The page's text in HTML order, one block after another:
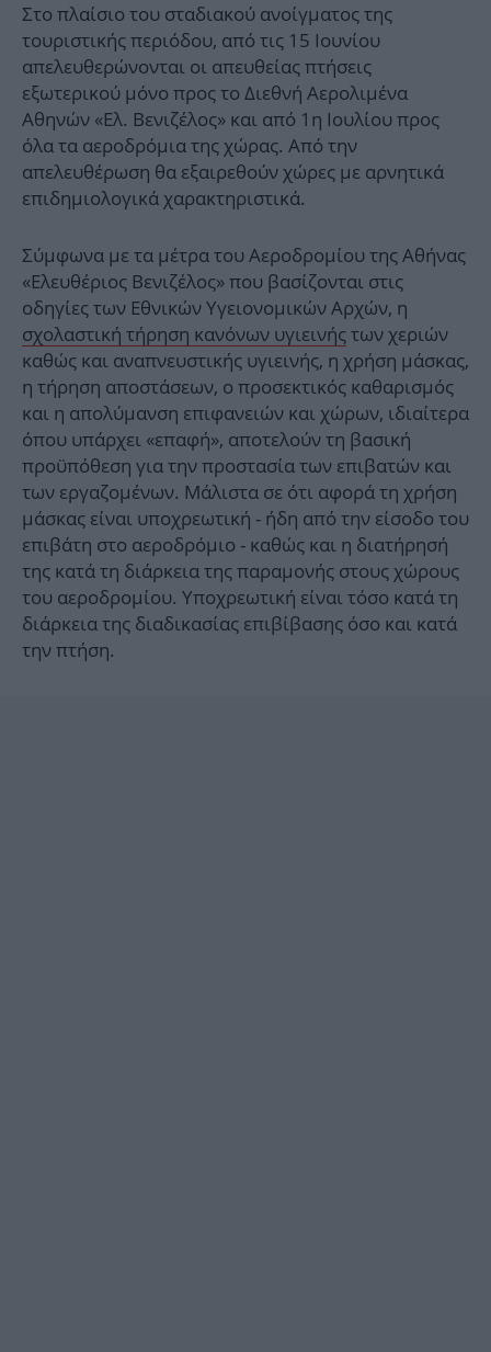
Στο πλαίσιο του σταδιακού ανοίγματος της
τουριστικής περιόδου, από τις 15 Ιουνίου
απελευθερώνονται οι απευθείας πτήσεις
εξωτερικού μόνο προς το Διεθνή Αερολιμένα
Αθηνών «Ελ. Βενιζέλος» και από 1η Ιουλίου προς
όλα τα αεροδρόμια της χώρας. Από την
απελευθέρωση θα εξαιρεθούν χώρες με αρνητικά
επιδημιολογικά χαρακτηριστικά.
Σύμφωνα με τα μέτρα του Αεροδρομίου της Αθήνας
«Ελευθέριος Βενιζέλος» που βασίζονται στις
οδηγίες των Eθνικών Υγειονομικών Αρχών, η
σχολαστική τήρηση κανόνων υγιεινήςτων χεριών
καθώς και αναπνευστικής υγιεινής, η χρήση μάσκας,
η τήρηση αποστάσεων, ο προσεκτικός καθαρισμός
και η απολύμανση επιφανειών και χώρων, ιδιαίτερα
όπου υπάρχει «επαφή», αποτελούν τη βασική
προϋπόθεση για την προστασία των επιβατών και
των εργαζομένων. Μάλιστα σε ότι αφορά τη χρήση
μάσκας είναι υποχρεωτική - ήδη από την είσοδο του
επιβάτη στο αεροδρόμιο - καθώς και η διατήρησή
της κατά τη διάρκεια της παραμονής στους χώρους
του αεροδρομίου. Υποχρεωτική είναι τόσο κατά τη
διάρκεια της διαδικασίας επιβίβασης όσο και κατά
την πτήση.